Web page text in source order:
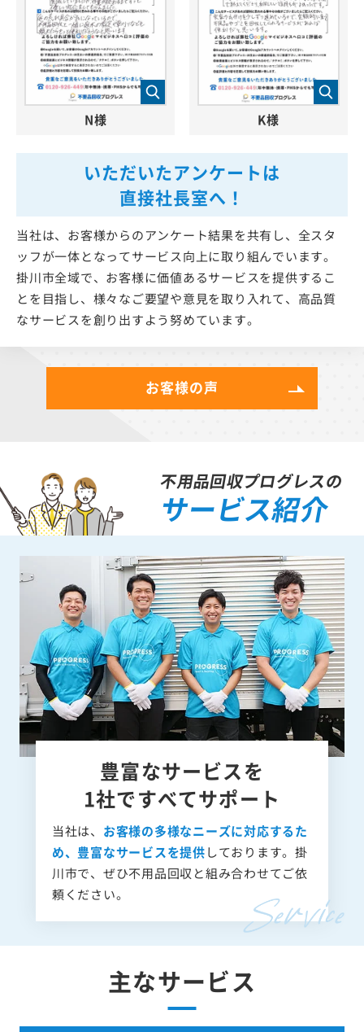
いただいたアンケートは
直接社長室へ！
当社は、お客様からのアンケート結果を共有し、全スタ
ッフが一体となってサービス向上に取り組んでいます。
掛川市全域で、お客様に価値あるサービスを提供するこ
とを目指し、様々なご要望や意見を取り入れて、高品質
なサービスを創り出すよう努めています。
N様 K様
お客様の声
不用品回収プログレスの
サービス紹介
豊富なサービスを
1社ですべてサポート
当社は、 お客様の多様なニーズに対応するた
め、豊富なサービスを提供しております。掛
川市で、ぜひ不用品回収と組み合わせてご依
頼ください。
主なサービス